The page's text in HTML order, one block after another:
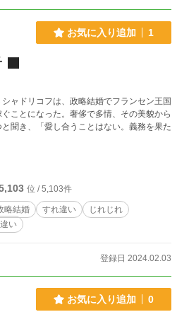
お気に入り追加 1
ャドリコフは、政略結婚でフランセン王国
ことになった。奢侈で多情、その美貌から
聞き、「愛し合うことはない。義務を果た
位 / 5,103件
略結婚 すれ違い
じれじれ
い
登録日 2024.02.03
お気に入り追加 0